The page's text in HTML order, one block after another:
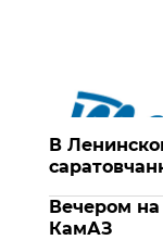
В
Вечером на
КамАЗ